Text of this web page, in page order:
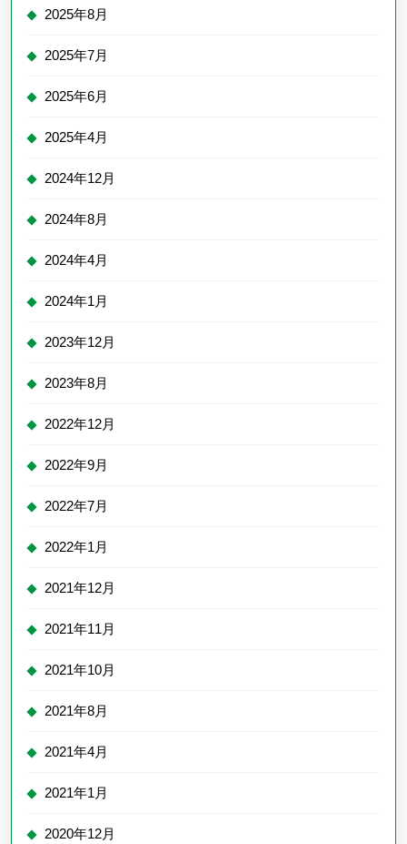
2025年8月
2025年7月
2025年6月
2025年4月
2024年12月
2024年8月
2024年4月
2024年1月
2023年12月
2023年8月
2022年12月
2022年9月
2022年7月
2022年1月
2021年12月
2021年11月
2021年10月
2021年8月
2021年4月
2021年1月
2020年12月